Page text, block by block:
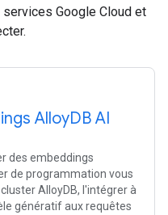
Google Cloud et
AlloyDB AI
des embeddings
de programmation vous
AlloyDB, l'intégrer à
génératif aux requêtes